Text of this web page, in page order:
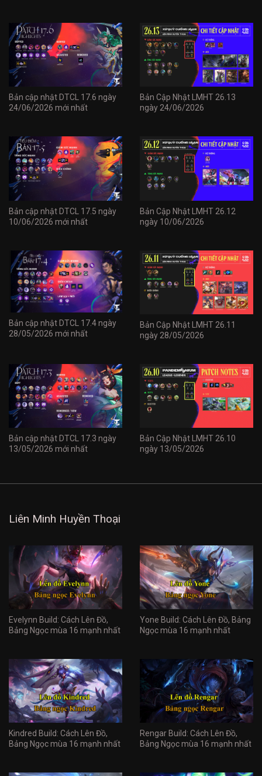
Bản cập nhật DTCL 17.6 ngày
24/06/2026 mới nhất
Bản Cập Nhật LMHT 26.13
ngày 24/06/2026
Bản cập nhật DTCL 17.5 ngày
10/06/2026 mới nhất
Bản Cập Nhật LMHT 26.12
ngày 10/06/2026
Bản cập nhật DTCL 17.4 ngày
28/05/2026 mới nhất
Bản Cập Nhật LMHT 26.11
ngày 28/05/2026
Bản cập nhật DTCL 17.3 ngày
13/05/2026 mới nhất
Bản Cập Nhật LMHT 26.10
ngày 13/05/2026
Liên Minh Huyền Thoại
Evelynn Build: Cách Lên Đồ,
Bảng Ngọc mùa 16 mạnh nhất
Yone Build: Cách Lên Đồ, Bảng
Ngọc mùa 16 mạnh nhất
Kindred Build: Cách Lên Đồ,
Bảng Ngọc mùa 16 mạnh nhất
Rengar Build: Cách Lên Đồ,
Bảng Ngọc mùa 16 mạnh nhất